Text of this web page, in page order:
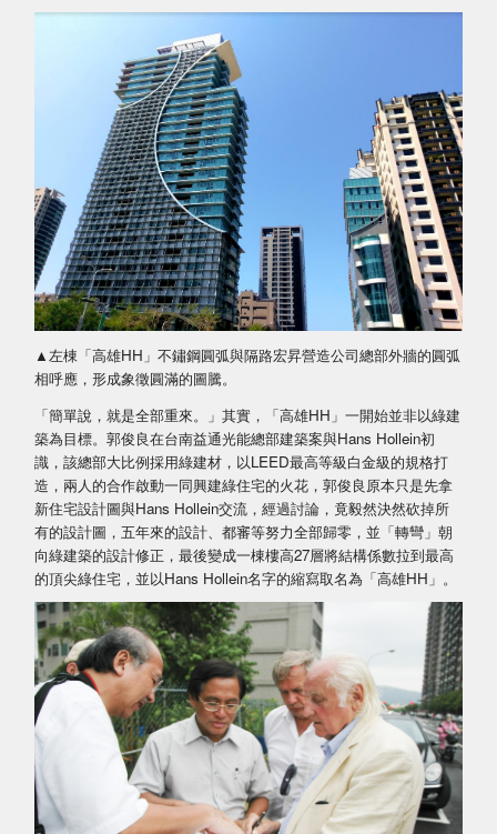
▲左棟「高雄HH」不鏽鋼圓弧與隔路宏昇營造公司總部外牆的圓弧
相呼應，形成象徵圓滿的圖騰。
「簡單說，就是全部重來。」其實，「高雄HH」一開始並非以綠建
築為目標。郭俊良在台南益通光能總部建築案與Hans Hollein初
識，該總部大比例採用綠建材，以LEED最高等級白金級的規格打
造，兩人的合作啟動一同興建綠住宅的火花，郭俊良原本只是先拿
新住宅設計圖與Hans Hollein交流，經過討論，竟毅然決然砍掉所
有的設計圖，五年來的設計、都審等努力全部歸零，並「轉彎」朝
向綠建築的設計修正，最後變成一棟樓高27層將結構係數拉到最高
的頂尖綠住宅，並以Hans Hollein名字的縮寫取名為「高雄HH」。